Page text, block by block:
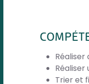
Réaliser
Réaliser
Trier et